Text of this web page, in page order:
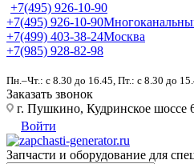
+7(495) 926-10-90
+7(495) 926-10-90
+7(499) 403-38-24Москва
+7(985) 928-82-98
Пн.–Чт.: с 8.30 до 16.45, Пт.: с 8.30 до
Заказать звонок
г. Пушкино, Кудринское шоссе
Войти
Запчасти и оборудование для